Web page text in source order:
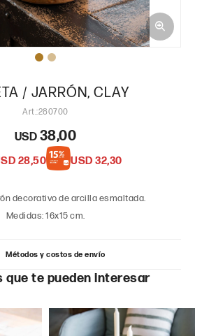
/ JARRÓN, CLAY
280700
USD 38,00
28,50 USD 32,30
decorativo de arcilla esmaltada.
Medidas: 16x15 cm.
Métodos y costos de envío
que te pueden interesar